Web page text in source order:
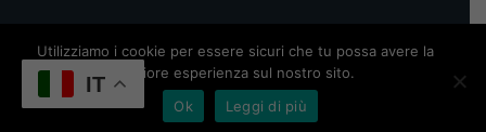
Copyright 2016 |Termini, privacy e cookie |Sitemap|
Powered by Siti web Wordpress
IT
Utilizziamo i cookie per essere sicuri che tu possa avere la
migliore esperienza sul nostro sito.
Ok
Leggi di più